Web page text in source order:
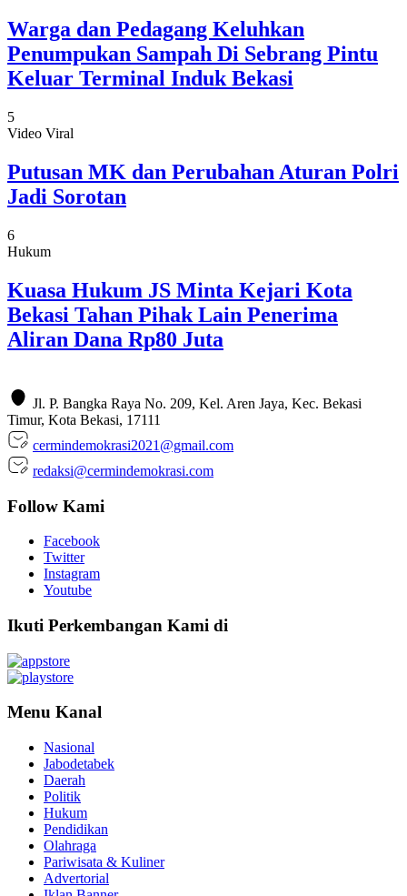
Warga dan Pedagang Keluhkan
Penumpukan Sampah Di Sebrang Pintu
Keluar Terminal Induk Bekasi
5
Video Viral
Putusan MK dan Perubahan Aturan Polri
Jadi Sorotan
6
Hukum
Kuasa Hukum JS Minta Kejari Kota
Bekasi Tahan Pihak Lain Penerima
Aliran Dana Rp80 Juta
Jl. P. Bangka Raya No. 209, Kel. Aren Jaya, Kec. Bekasi
Timur, Kota Bekasi, 17111
cermindemokrasi2021@gmail.com
redaksi@cermindemokrasi.com
Follow Kami
Facebook
Twitter
Instagram
Youtube
Ikuti Perkembangan Kami di
Menu Kanal
Nasional
Jabodetabek
Daerah
Politik
Hukum
Pendidikan
Olahraga
Pariwisata & Kuliner
Advertorial